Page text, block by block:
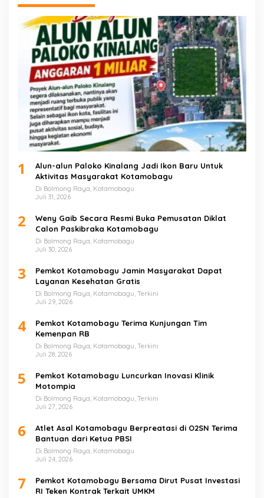
1
Alun-alun Paloko Kinalang Jadi Ikon Baru Untuk
Aktivitas Masyarakat Kotamobagu
Di Bolmong Raya, Kotamobagu
Juli 31, 2026
2
Weny Gaib Secara Resmi Buka Pemusatan Diklat
Calon Paskibraka Kotamobagu
Di Bolmong Raya, Kotamobagu
Juli 30, 2026
3
Pemkot Kotamobagu Jamin Masyarakat Dapat
Layanan Kesehatan Gratis
Di Bolmong Raya, Kotamobagu, Terkini
Juli 29, 2026
4
Pemkot Kotamobagu Terima Kunjungan Tim
Kemenpan RB
Di Bolmong Raya, Kotamobagu, Terkini
Juli 28, 2026
5
Pemkot Kotamobagu Luncurkan Inovasi Klinik
Motompia
Di Bolmong Raya, Kotamobagu, Terkini
Juli 27, 2026
6
Atlet Asal Kotamobagu Berpreatasi di O2SN Terima
Bantuan dari Ketua PBSI
Di Bolmong Raya, Kotamobagu
Juli 24, 2026
7
Pemkot Kotamobagu Bersama Dirut Pusat Investasi
RI Teken Kontrak Terkait UMKM